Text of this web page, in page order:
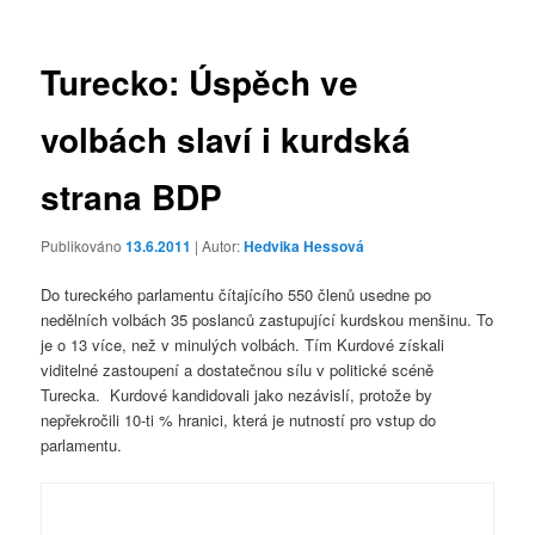
Turecko: Úspěch ve
volbách slaví i kurdská
strana BDP
Publikováno13.6.2011 | Autor:Hedvika Hessová
Do tureckého parlamentu čítajícího 550 členů usedne po
nedělních volbách 35 poslanců zastupující kurdskou menšinu. To
je o 13 více, než v minulých volbách. Tím Kurdové získali
viditelné zastoupení a dostatečnou sílu v politické scéně
Turecka. Kurdové kandidovali jako nezávislí, protože by
nepřekročili 10-ti % hranici, která je nutností pro vstup do
parlamentu.